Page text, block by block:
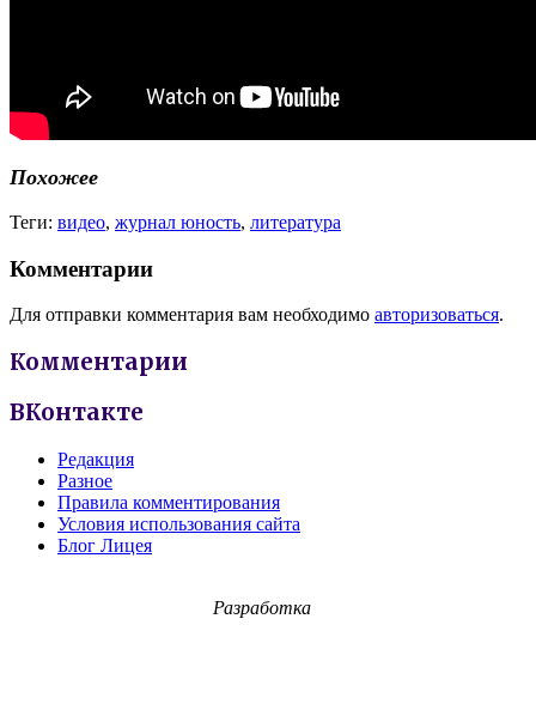
Похожее
Теги: видео, журнал юность, литература
Комментарии
Для отправки комментария вам необходимо авторизоваться.
Комментарии
ВКонтакте
Редакция
Разное
Правила комментирования
Условия использования сайта
Блог Лицея
Разработка